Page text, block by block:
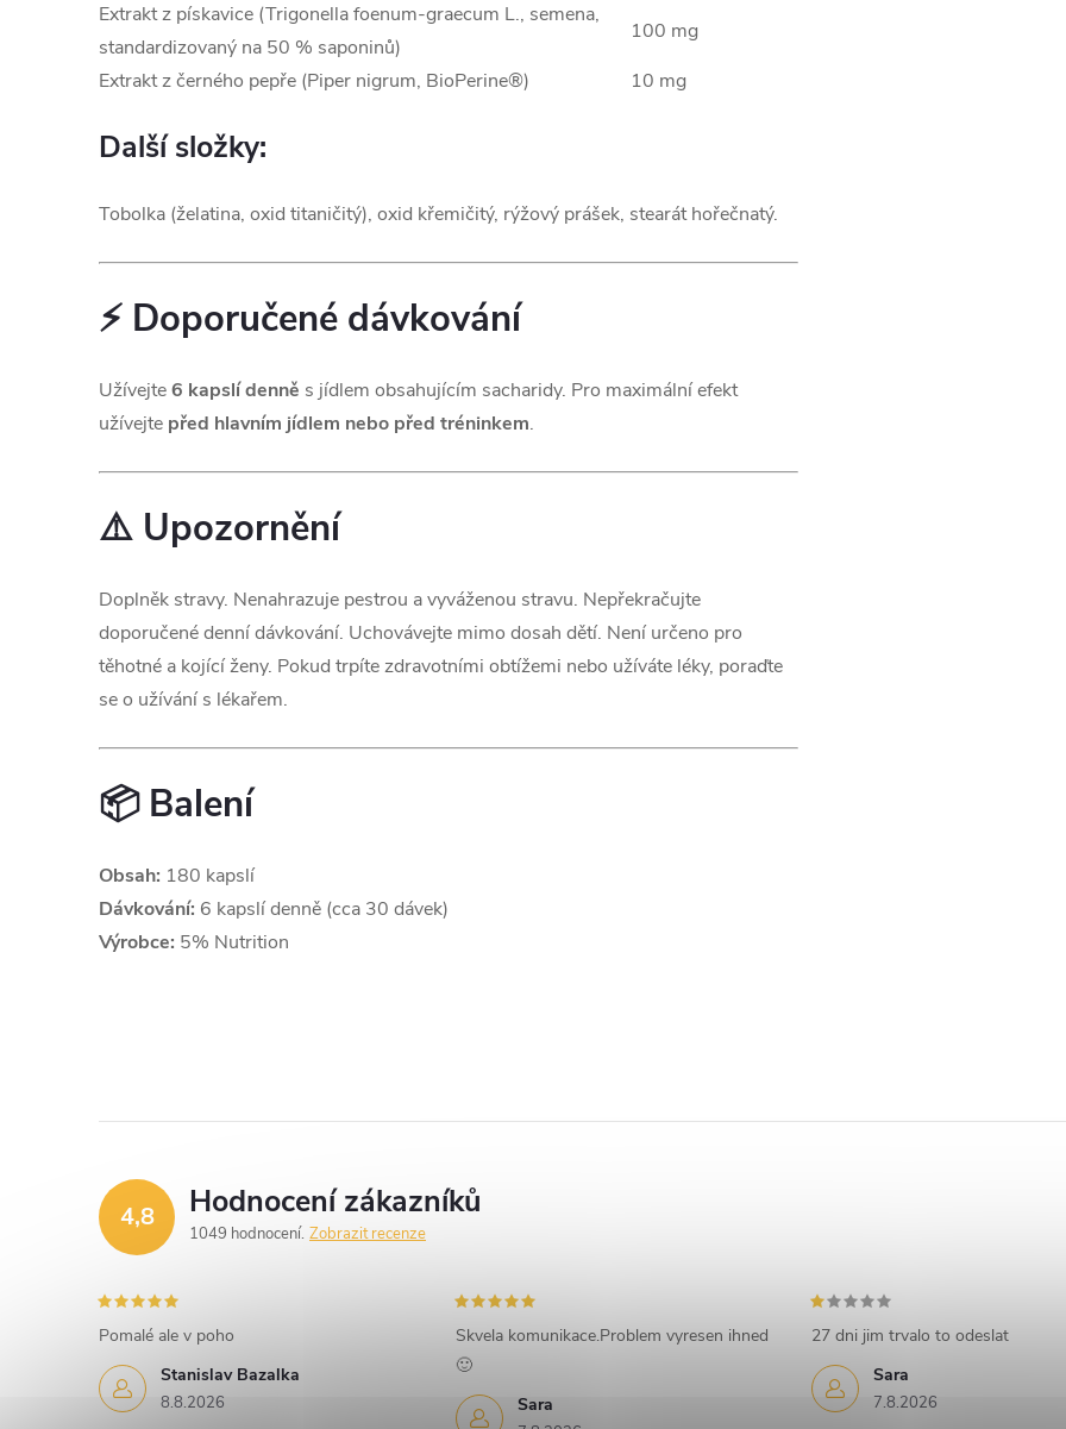
Extrakt z pískavice (Trigonella foenum-graecum L., semena,
standardizovaný na 50 % saponinů)
100 mg
Extrakt z černého pepře (Piper nigrum, BioPerine®)
10 mg
Další složky:
Tobolka (želatina, oxid titaničitý), oxid křemičitý, rýžový prášek, stearát hořečnatý.
⚡ Doporučené dávkování
Užívejte6 kapslí denně s jídlem obsahujícím sacharidy. Pro maximální efekt
užívejte před hlavním jídlem nebo před tréninkem.
⚠️ Upozornění
Doplněk stravy. Nenahrazuje pestrou a vyváženou stravu. Nepřekračujte
doporučené denní dávkování. Uchovávejte mimo dosah dětí. Není určeno pro
těhotné a kojící ženy. Pokud trpíte zdravotními obtížemi nebo užíváte léky, poraďte
se o užívání s lékařem.
📦 Balení
Obsah: 180 kapslí
Dávkování: 6 kapslí denně (cca 30 dávek)
Výrobce: 5% Nutrition
4,8 Hodnocení zákazníků
1049 hodnocení Zobrazit recenze
Stanislav Bazalka
8.8.2026
Pomalé ale v poho
Sara
Skvela komunikace.Problem vyresen ihned
🙂
Sara
7.8.2026
27 dni jim trvalo to odeslat